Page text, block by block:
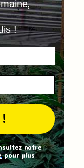
!
notre
pour plus